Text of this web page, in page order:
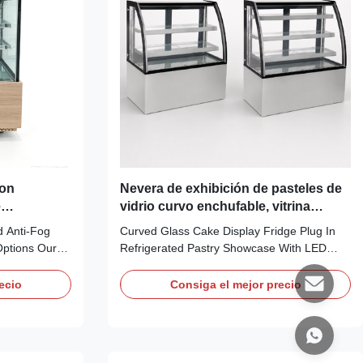
Anti-Fog
Our
eco-friendly
Nevera de exhibición de pasteles de
vidrio curvo enchufable, vitrina
refrigerada para pasteles con LED
Curved Glass Cake Display Fridge Plug In
Refrigerated Pastry Showcase With LED
ROSA is a curved-front refrigerated pastry
showcase created for prominent
presentation of cakes, confectionery,
desserts and prepared chilled treats. The
triple-glazed anti-fog curved front provides a
Consiga el mejor precio